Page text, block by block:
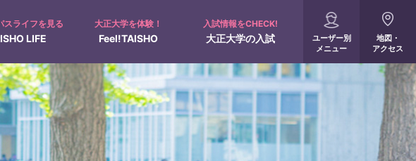
スライフを見る
LIFE
大正大学を体験！
Feel!TAISHO
入試情報をCHECK!
大正大学の入試
入試概要
配慮申請について
ユーザー別
メニュー
地図・
アクセス